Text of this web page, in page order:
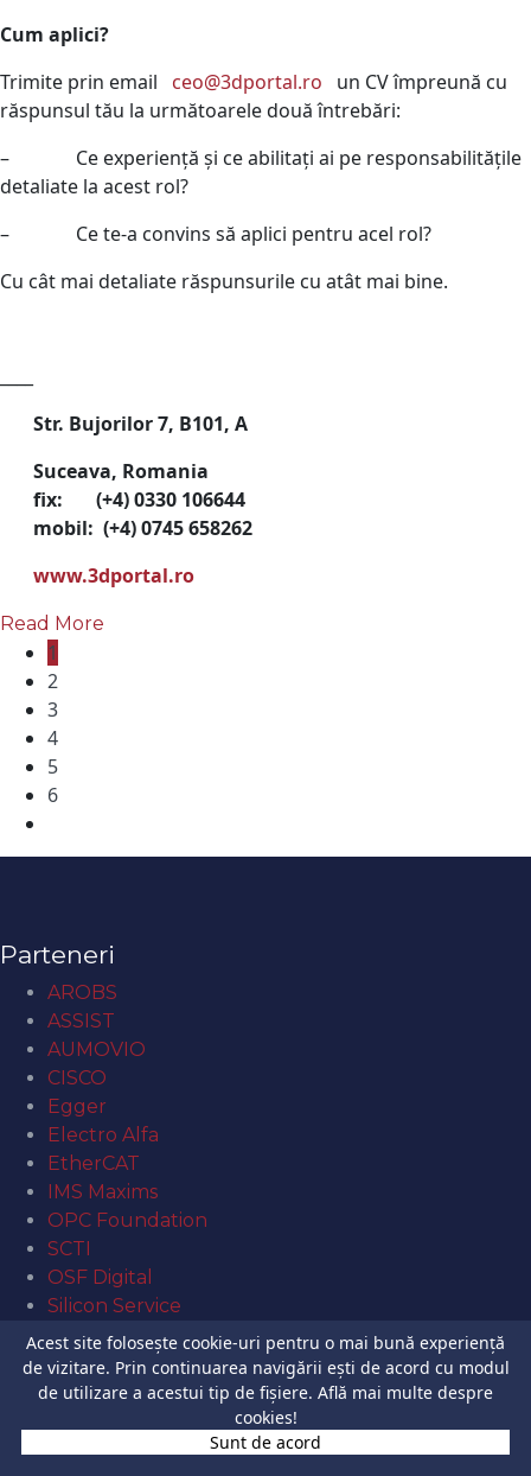
Cum aplici?
Trimite prin email ceo@3dportal.ro un CV împreună cu
răspunsul tău la următoarele două întrebări:
– Ce experiență și ce abilitați ai pe responsabilitățile
detaliate la acest rol?
– Ce te-a convins să aplici pentru acel rol?
Cu cât mai detaliate răspunsurile cu atât mai bine.
Str. Bujorilor 7, B101, A
Suceava, Romania
fix: (+4) 0330 106644
mobil: (+4) 0745 658262
www.3dportal.ro
Read More
1
2
3
4
5
6
Parteneri
AROBS
ASSIST
AUMOVIO
CISCO
Egger
Electro Alfa
EtherCAT
IMS Maxims
OPC Foundation
SCTI
OSF Digital
Silicon Service
Acces rapid
Site USV
Orar USV
Acest site folosește cookie-uri pentru o mai bună experiență
de vizitare. Prin continuarea navigării ești de acord cu modul
de utilizare a acestui tip de fișiere. Află mai multe despre
cookies!
Sunt de acord